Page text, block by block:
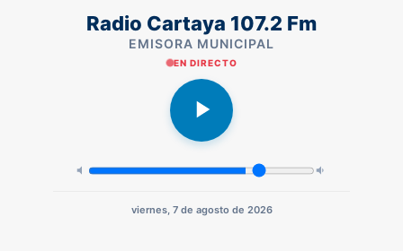
Radio Cartaya 107.2 Fm
EMISORA MUNICIPAL
EN DIRECTO
viernes, 7 de agosto de 2026